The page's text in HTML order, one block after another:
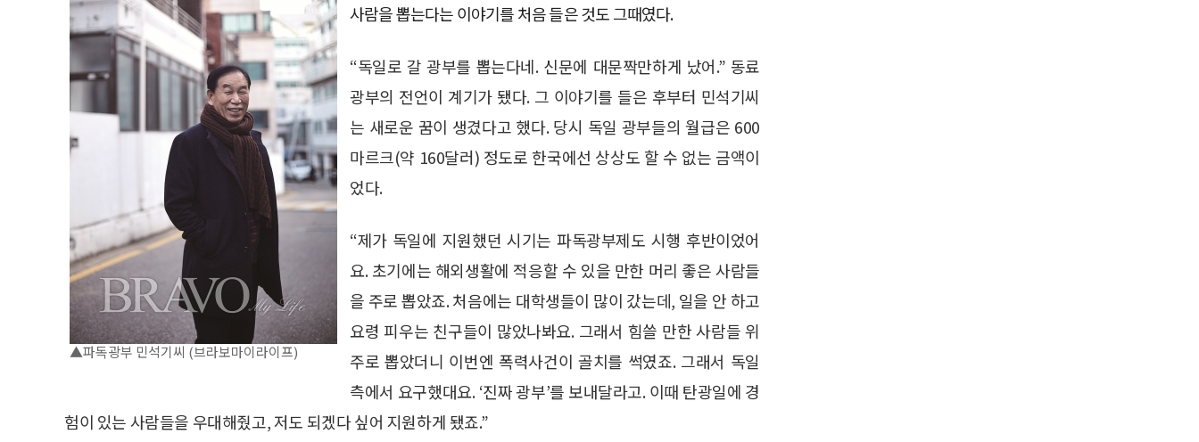
▲파독광부 민석기씨 (브라보마이라이프)
사람을 뽑는다는 이야기를 처음 들은 것도 그때였다.
“독일로 갈 광부를 뽑는다네. 신문에 대문짝만하게 났어.” 동료
광부의 전언이 계기가 됐다. 그 이야기를 들은 후부터 민석기씨
는 새로운 꿈이 생겼다고 했다. 당시 독일 광부들의 월급은 600
마르크(약 160달러) 정도로 한국에선 상상도 할 수 없는 금액이
었다.
“제가 독일에 지원했던 시기는 파독광부제도 시행 후반이었어
요. 초기에는 해외생활에 적응할 수 있을 만한 머리 좋은 사람들
을 주로 뽑았죠. 처음에는 대학생들이 많이 갔는데, 일을 안 하고
요령 피우는 친구들이 많았나봐요. 그래서 힘쓸 만한 사람들 위
주로 뽑았더니 이번엔 폭력사건이 골치를 썩였죠. 그래서 독일
측에서 요구했대요. ‘진짜 광부’를 보내달라고. 이때 탄광일에 경
험이 있는 사람들을 우대해줬고, 저도 되겠다 싶어 지원하게 됐죠.”